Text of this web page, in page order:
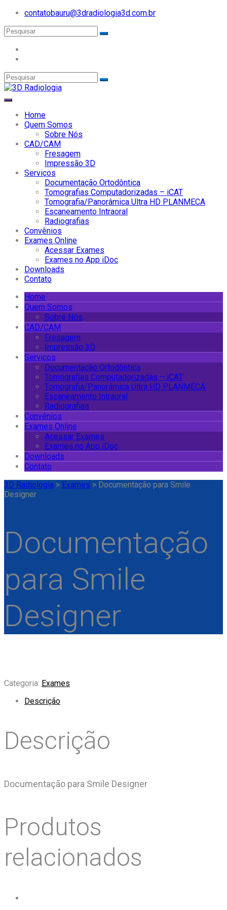
contatobauru@3dradiologia3d.com.br
Home
Quem Somos
Sobre Nós
CAD/CAM
Fresagem
Impressão 3D
Serviços
Documentação Ortodôntica
Tomografias Computadorizadas – iCAT
Tomografia/Panorâmica Ultra HD PLANMECA
Escaneamento Intraoral
Radiografias
Convênios
Exames Online
Acessar Exames
Exames no App iDoc
Downloads
Contato
Home
Quem Somos
Sobre Nós
CAD/CAM
Fresagem
Impressão 3D
Serviços
Documentação Ortodôntica
Tomografias Computadorizadas – iCAT
Tomografia/Panorâmica Ultra HD PLANMECA
Escaneamento Intraoral
Radiografias
Convênios
Exames Online
Acessar Exames
Exames no App iDoc
Downloads
Contato
3D Radiologia > Exames > Documentação para Smile
Designer
Documentação
para Smile
Designer
Categoria: Exames
Descrição
Descrição
Documentação para Smile Designer
Produtos
relacionados